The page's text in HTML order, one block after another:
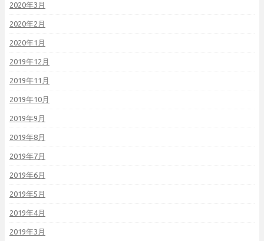
2020年3月
2020年2月
2020年1月
2019年12月
2019年11月
2019年10月
2019年9月
2019年8月
2019年7月
2019年6月
2019年5月
2019年4月
2019年3月